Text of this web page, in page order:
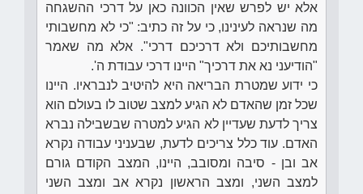
אלא יש לפרש שאין הכוונה כאן על דרכי ההשגחה
מה שנראה לעינינו, כי על זה כתיב: "כי לא מחשבותי
מחשבותיכם ולא דרכיכם דרכי". אלא מה שאמר
"הודיעני נא את דרכיך" היינו דרכי עבודת ה'.
כי ידוע שמטרת הבריאה היא להיטיב לנבראיו. היינו
שכל זמן שהאדם לא הגיע למצב שטוב לו בעולם הוא
צריך לדעת שעדיין לא הגיע למטרה שבשבילה נברא
האדם. עוד כלל צריכים לדעת, שבעניני עבודה נקרא
אב ובן - סיבה ומסובב, היינו, המצב הקודם גורם
למצב השני, ומצב הראשון נקרא אב ומצב השני